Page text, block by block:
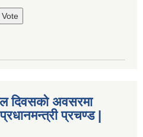
दिवसको अवसरमा
प्रचण्ड |